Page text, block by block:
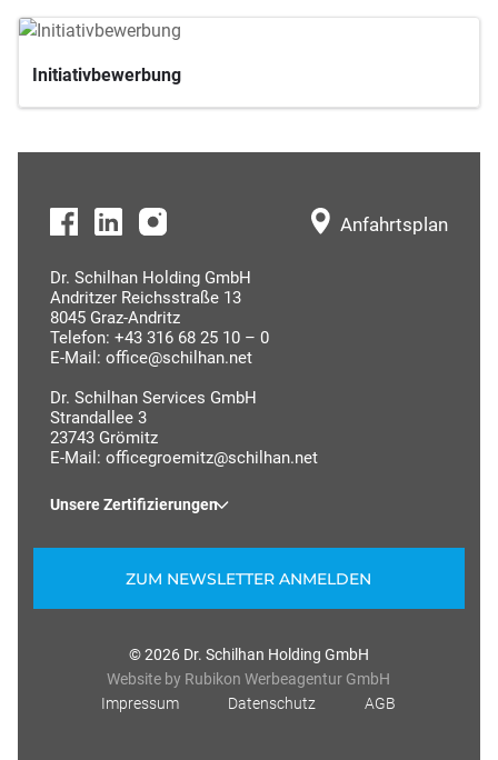
Initiativbewerbung
Dr. Schilhan Holding GmbH
Andritzer Reichsstraße 13
8045 Graz-Andritz
Telefon:+43 316 68 25 10 – 0
E-Mail:office@schilhan.net
Dr. Schilhan Services GmbH
Strandallee 3
23743 Grömitz
E-Mail:officegroemitz@schilhan.net
Anfahrtsplan
Unsere Zertifizierungen
ZUM NEWSLETTER ANMELDEN
© 2026 Dr. Schilhan Holding GmbH
Website by Rubikon Werbeagentur GmbH
Impressum
Datenschutz AGB